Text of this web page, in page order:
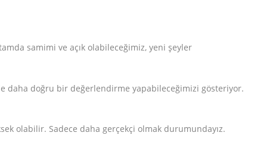
samimi ve açık olabileceğimiz, yeni şeyler
daha doğru bir değerlendirme yapabileceğimizi gösteriyor.
olabilir. Sadece daha gerçekçi olmak durumundayız.